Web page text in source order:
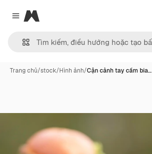
Close menu
Magnific
Trang chủ/stock/Hình ảnh/Cận cảnh tay cầm bia…